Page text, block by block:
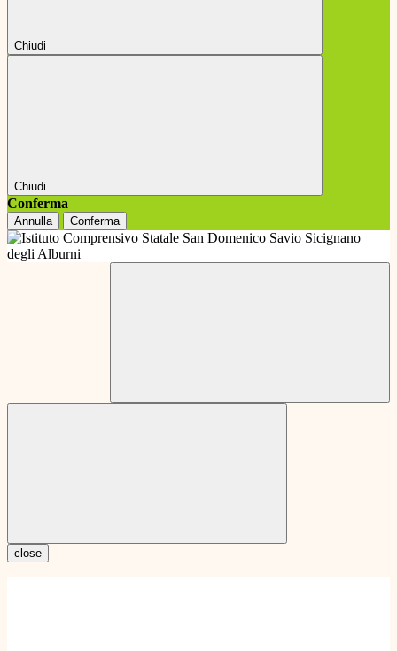
Chiudi
Chiudi
Conferma
Annulla Conferma
close